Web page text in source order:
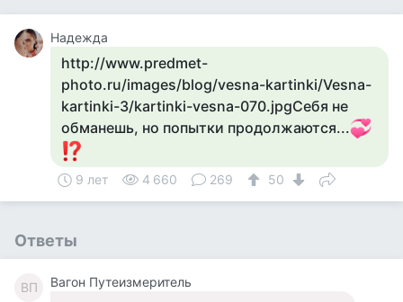
Надежда
http://www.predmet-
photo.ru/images/blog/vesna-kartinki/Vesna-
kartinki-3/kartinki-vesna-070.jpgСебя не
обманешь, но попытки продолжаются...
9 лет 4 660 269 50
Ответы
ВП Вагон Путеизмеритель